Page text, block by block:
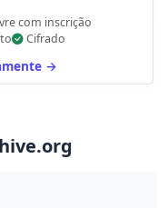
com inscrição
Cifrado
→